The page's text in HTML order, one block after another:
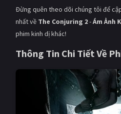
Đừng quên theo dõi chúng tôi để
nhất về The Conjuring 2-Ám Ảnh
phim kinh dị khác!
Thông Tin Chi Tiết Về